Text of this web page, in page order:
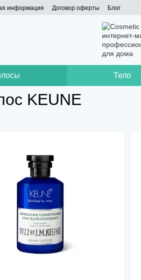
информация Договор оферты Блог
Тело
KEUNE